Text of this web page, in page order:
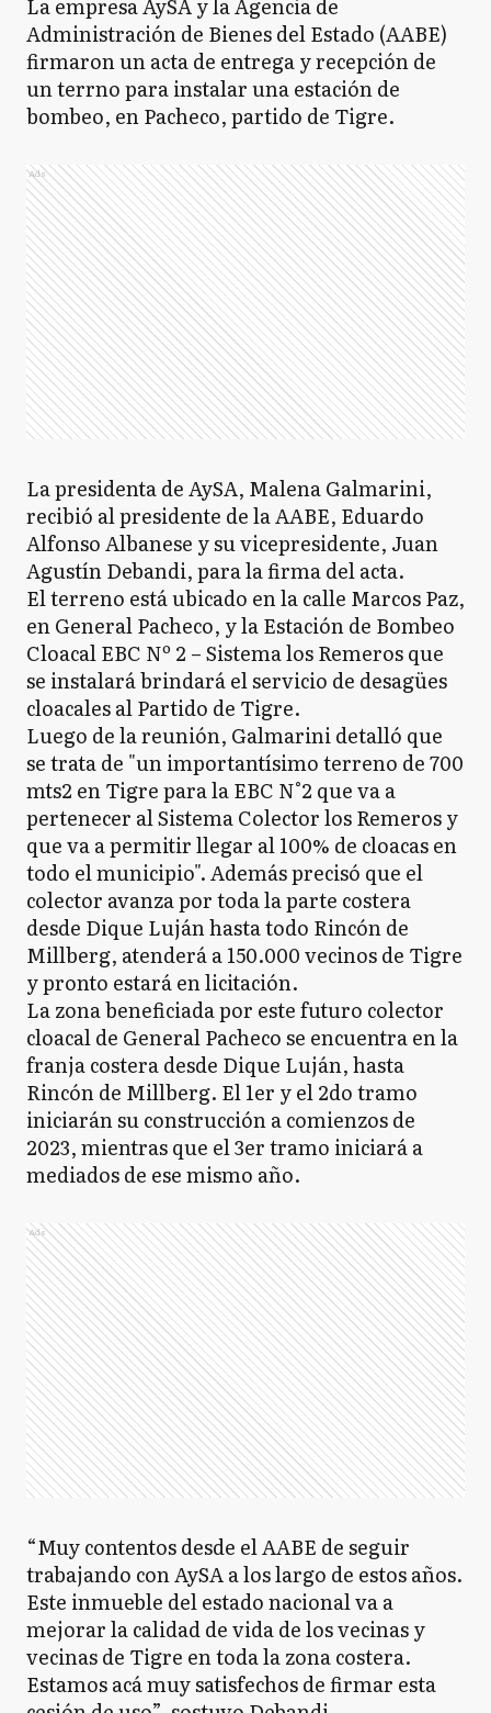
La empresa AySA y la Agencia de
Administración de Bienes del Estado (AABE)
firmaron un acta de entrega y recepción de
un terrno para instalar una estación de
bombeo, en Pacheco, partido de Tigre.
Ads
La presidenta de AySA, Malena Galmarini,
recibió al presidente de la AABE, Eduardo
Alfonso Albanese y su vicepresidente, Juan
Agustín Debandi, para la firma del acta.
El terreno está ubicado en la calle Marcos Paz,
en General Pacheco, y la Estación de Bombeo
Cloacal EBC Nº 2 – Sistema los Remeros que
se instalará brindará el servicio de desagües
cloacales al Partido de Tigre.
Luego de la reunión, Galmarini detalló que
se trata de "un importantísimo terreno de 700
mts2 en Tigre para la EBC N°2 que va a
pertenecer al Sistema Colector los Remeros y
que va a permitir llegar al 100% de cloacas en
todo el municipio". Además precisó que el
colector avanza por toda la parte costera
desde Dique Luján hasta todo Rincón de
Millberg, atenderá a 150.000 vecinos de Tigre
y pronto estará en licitación.
La zona beneficiada por este futuro colector
cloacal de General Pacheco se encuentra en la
franja costera desde Dique Luján, hasta
Rincón de Millberg. El 1er y el 2do tramo
iniciarán su construcción a comienzos de
2023, mientras que el 3er tramo iniciará a
mediados de ese mismo año.
Ads
“Muy contentos desde el AABE de seguir
trabajando con AySA a los largo de estos años.
Este inmueble del estado nacional va a
mejorar la calidad de vida de los vecinas y
vecinas de Tigre en toda la zona costera.
Estamos acá muy satisfechos de firmar esta